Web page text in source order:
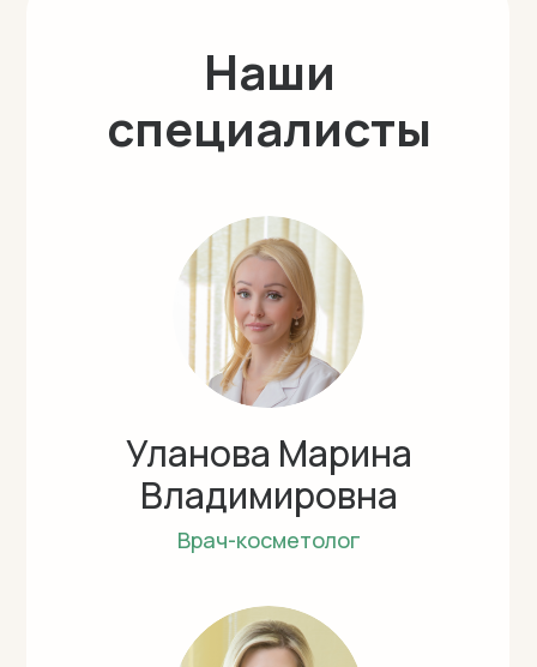
Наши
специалисты
Врач-косметолог
Уланова Марина
Владимировна